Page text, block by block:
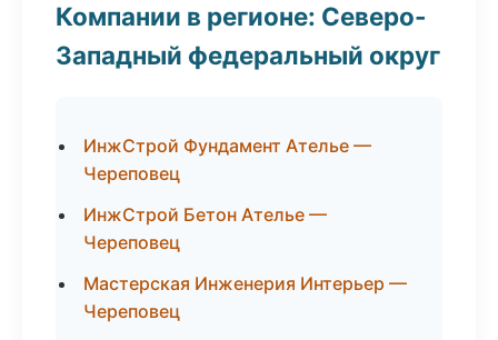
Компании в регионе: Северо-
Западный федеральный округ
ИнжСтрой Фундамент Ателье —
Череповец
ИнжСтрой Бетон Ателье —
Череповец
Мастерская Инженерия Интерьер —
Череповец